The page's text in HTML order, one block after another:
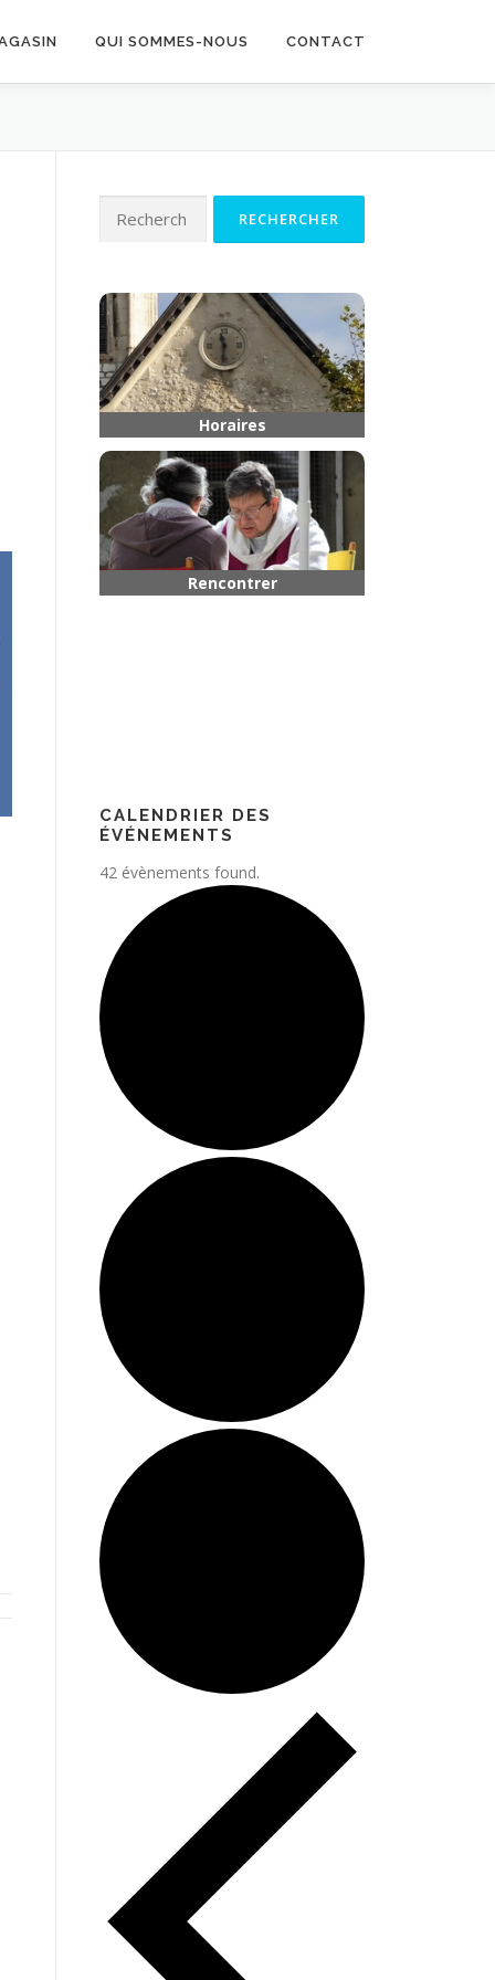
QUI SOMMES-NOUS CONTACT
Rechercher :
Horaires
CALENDRIER DES
ÉVÉNEMENTS
42 évènements found.